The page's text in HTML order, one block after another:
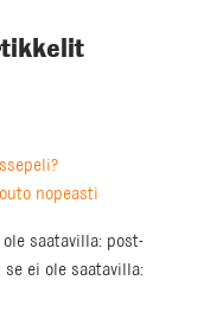
nopeasti
saatavilla: post-
ei ole saatavilla: